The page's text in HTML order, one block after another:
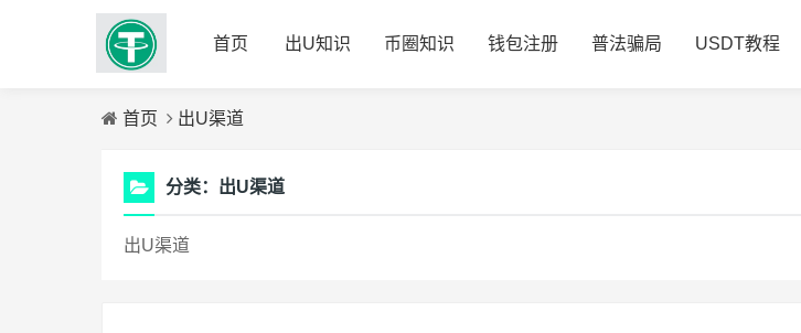
首页 出U知识 币圈知识 钱包注册 普法骗局 USDT教程
首页 出U渠道
分类： 出U渠道
出U渠道